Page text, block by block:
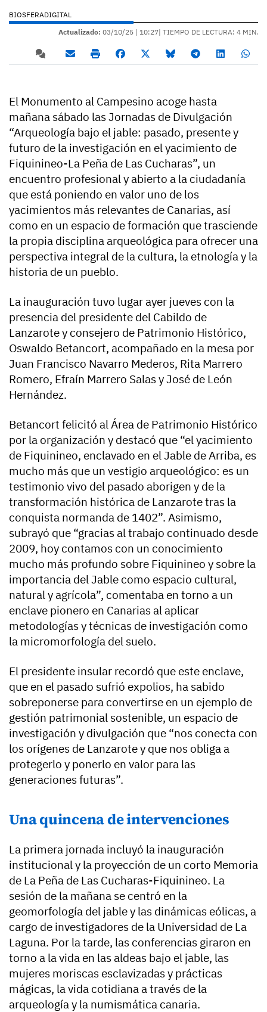
BIOSFERADIGITAL
Actualizado: 03/10/25 | 10:27| TIEMPO DE LECTURA: 4 MIN.
El Monumento al Campesino acoge hasta
mañana sábado las Jornadas de Divulgación
“Arqueología bajo el jable: pasado, presente y
futuro de la investigación en el yacimiento de
Fiquinineo-La Peña de Las Cucharas”, un
encuentro profesional y abierto a la ciudadanía
que está poniendo en valor uno de los
yacimientos más relevantes de Canarias, así
como en un espacio de formación que trasciende
la propia disciplina arqueológica para ofrecer una
perspectiva integral de la cultura, la etnología y la
historia de un pueblo.
La inauguración tuvo lugar ayer jueves con la
presencia del presidente del Cabildo de
Lanzarote y consejero de Patrimonio Histórico,
Oswaldo Betancort, acompañado en la mesa por
Juan Francisco Navarro Mederos, Rita Marrero
Romero, Efraín Marrero Salas y José de León
Hernández.
Betancort felicitó al Área de Patrimonio Histórico
por la organización y destacó que “el yacimiento
de Fiquinineo, enclavado en el Jable de Arriba, es
mucho más que un vestigio arqueológico: es un
testimonio vivo del pasado aborigen y de la
transformación histórica de Lanzarote tras la
conquista normanda de 1402”. Asimismo,
subrayó que “gracias al trabajo continuado desde
2009, hoy contamos con un conocimiento
mucho más profundo sobre Fiquinineo y sobre la
importancia del Jable como espacio cultural,
natural y agrícola”, comentaba en torno a un
enclave pionero en Canarias al aplicar
metodologías y técnicas de investigación como
la micromorfología del suelo.
El presidente insular recordó que este enclave,
que en el pasado sufrió expolios, ha sabido
sobreponerse para convertirse en un ejemplo de
gestión patrimonial sostenible, un espacio de
investigación y divulgación que “nos conecta con
los orígenes de Lanzarote y que nos obliga a
protegerlo y ponerlo en valor para las
generaciones futuras”.
Una quincena de intervenciones
La primera jornada incluyó la inauguración
institucional y la proyección de un corto Memoria
de La Peña de Las Cucharas-Fiquinineo. La
sesión de la mañana se centró en la
geomorfología del jable y las dinámicas eólicas, a
cargo de investigadores de la Universidad de La
Laguna. Por la tarde, las conferencias giraron en
torno a la vida en las aldeas bajo el jable, las
mujeres moriscas esclavizadas y prácticas
mágicas, la vida cotidiana a través de la
arqueología y la numismática canaria.